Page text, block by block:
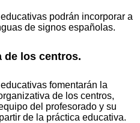
podrán incorporar a
de signos españolas.
los centros.
fomentarán la
de los centros,
del profesorado y su
de la práctica educativa.